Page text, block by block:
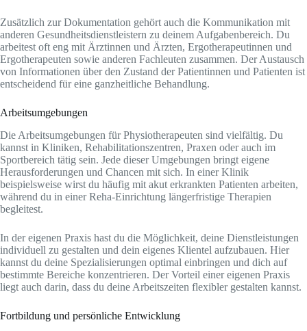
Zusätzlich zur Dokumentation gehört auch die Kommunikation mit
anderen Gesundheitsdienstleistern zu deinem Aufgabenbereich. Du
arbeitest oft eng mit Ärztinnen und Ärzten, Ergotherapeutinnen und
Ergotherapeuten sowie anderen Fachleuten zusammen. Der Austausch
von Informationen über den Zustand der Patientinnen und Patienten ist
entscheidend für eine ganzheitliche Behandlung.
Arbeitsumgebungen
Die Arbeitsumgebungen für Physiotherapeuten sind vielfältig. Du
kannst in Kliniken, Rehabilitationszentren, Praxen oder auch im
Sportbereich tätig sein. Jede dieser Umgebungen bringt eigene
Herausforderungen und Chancen mit sich. In einer Klinik
beispielsweise wirst du häufig mit akut erkrankten Patienten arbeiten,
während du in einer Reha-Einrichtung längerfristige Therapien
begleitest.
In der eigenen Praxis hast du die Möglichkeit, deine Dienstleistungen
individuell zu gestalten und dein eigenes Klientel aufzubauen. Hier
kannst du deine Spezialisierungen optimal einbringen und dich auf
bestimmte Bereiche konzentrieren. Der Vorteil einer eigenen Praxis
liegt auch darin, dass du deine Arbeitszeiten flexibler gestalten kannst.
Fortbildung und persönliche Entwicklung